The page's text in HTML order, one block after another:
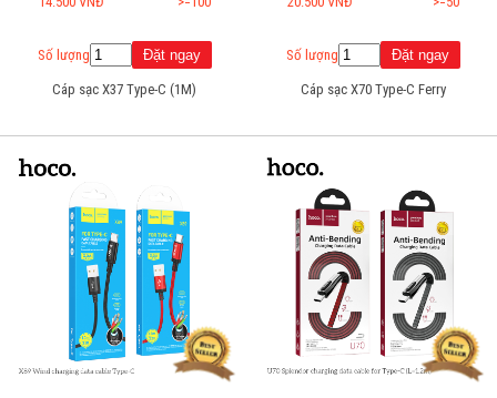
Số lượng
Cáp sạc X37 Type-C (1M)
Số lượng
Cáp sạc X70 Type-C Ferry